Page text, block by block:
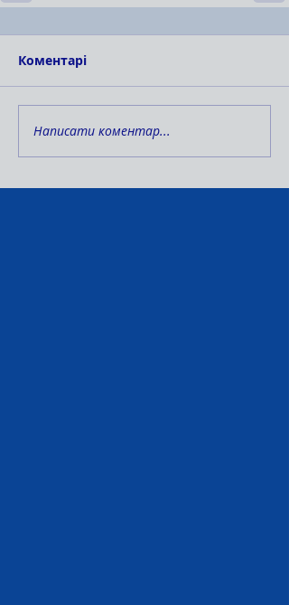
Коментарі
Написати коментар...